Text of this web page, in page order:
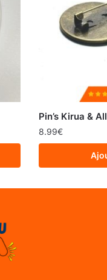
Pin’s Kirua &
8.99€